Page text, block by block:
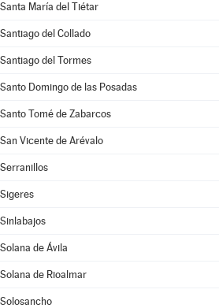
Santa María del Tiétar
Santiago del Collado
Santiago del Tormes
Santo Domingo de las Posadas
Santo Tomé de Zabarcos
San Vicente de Arévalo
Serranillos
Sigeres
Sinlabajos
Solana de Ávila
Solana de Rioalmar
Solosancho